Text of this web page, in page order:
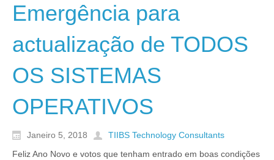
Emergência para
actualização de TODOS
OS SISTEMAS
OPERATIVOS
Janeiro 5, 2018
TIIBS Technology Consultants
Feliz Ano Novo e votos que tenham entrado em boas condições